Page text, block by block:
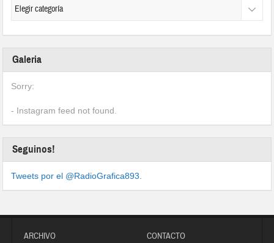
Galeria
Sorry:
- Instagram feed not found.
Seguinos!
Tweets por el @RadioGrafica893.
ARCHIVO CONTACTO